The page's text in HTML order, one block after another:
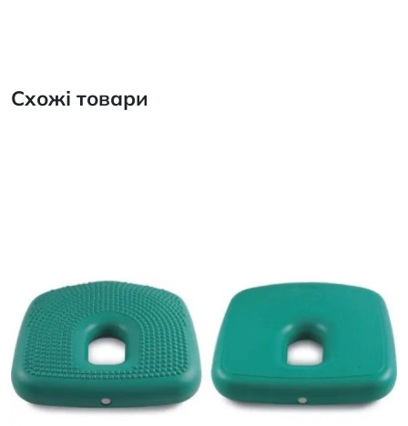
Схожі товари